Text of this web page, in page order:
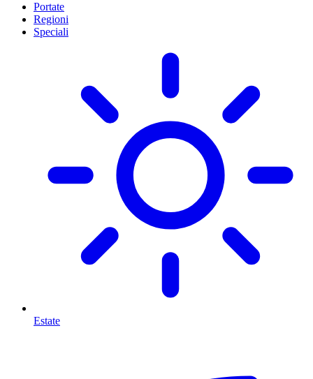
Portate
Regioni
Speciali
Estate